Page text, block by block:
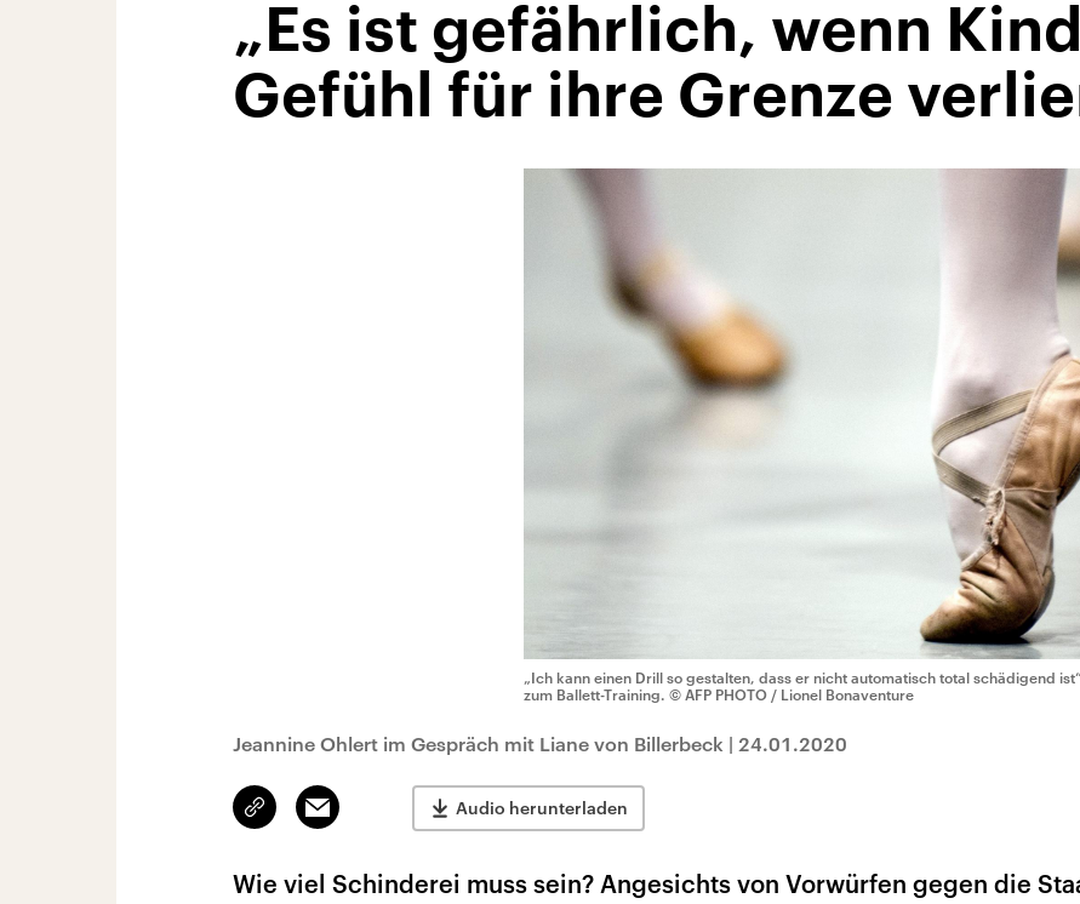
„Es ist gefährlich, wenn
Gefühl für ihre Grenze
„Ich kann einen Drill so gestalten, dass er nicht automatisch total schädigend
zum Ballett-Training. © AFP PHOTO / Lionel Bonaventure
Jeannine Ohlert im Gespräch mit Liane von Billerbeck | 24.01.2020
Link
kopieren/teilen
Email Audio herunterladen
Wie viel Schinderei muss sein? Angesichts von Vorwürfen gegen die